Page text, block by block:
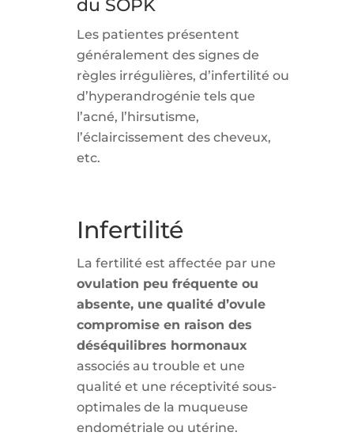
du SOPK
Les patientes présentent
généralement des signes de
règles irrégulières, d’infertilité ou
d’hyperandrogénie tels que
l’acné, l’hirsutisme,
l’éclaircissement des cheveux,
etc.
Infertilité
La fertilité est affectée par une
ovulation peu fréquente ou
absente, une qualité d’ovule
compromise en raison des
déséquilibres hormonaux
associés au trouble et une
qualité et une réceptivité sous-
optimales de la muqueuse
endométriale ou utérine.